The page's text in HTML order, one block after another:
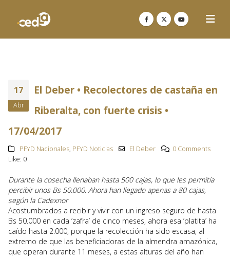
17
Abr
El Deber • Recolectores de castaña en
Riberalta, con fuerte crisis •
17/04/2017
PFYD Nacionales, PFYD Noticias El Deber
0 Comments
Like: 0
Durante la cosecha llenaban hasta 500 cajas, lo que les permitía
percibir unos Bs 50.000. Ahora han llegado apenas a 80 cajas,
según la Cadexnor
Acostumbrados a recibir y vivir con un ingreso seguro de hasta
Bs 50.000 en cada ‘zafra’ de cinco meses, ahora esa ‘platita’ ha
caído hasta 2.000, porque la recolección ha sido escasa, al
extremo de que las beneficiadoras de la almendra amazónica,
que operan durante 11 meses, a estas alturas del año han